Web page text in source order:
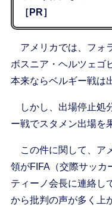
［PR］
アメリカでは、フォ
ボスニア・ヘルツェゴ
本来ならベルギー戦は
しかし、出場停止処
ー戦でスタメン出場を
この件に関して、ア
領がFIFA（交際サッカ
ティーノ会長に連絡し
から批判の声が多く上